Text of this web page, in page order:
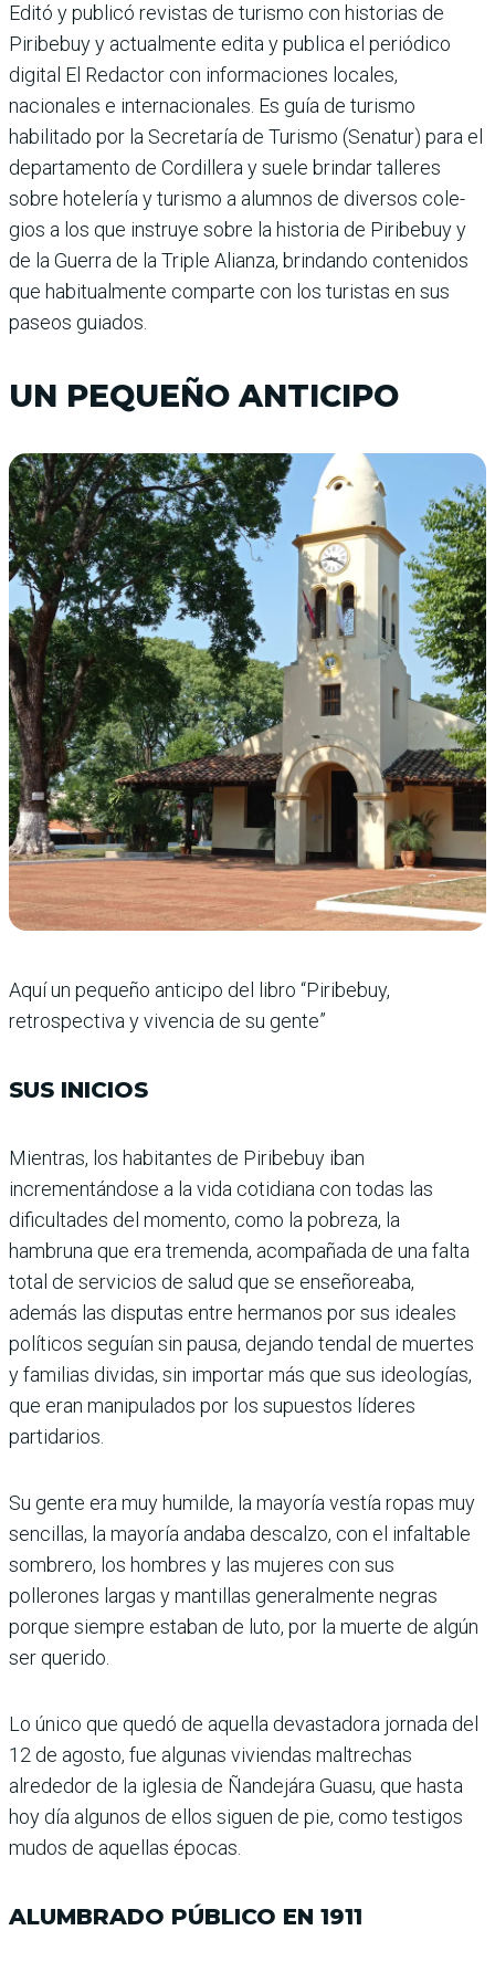
Editó y publicó revis­tas de turismo con historias de
Piribebuy y actualmente edita y publica el periódico
digital El Redactor con informaciones locales,
nacionales e internacionales. Es guía de turismo
habilitado por la Secretaría de Turismo (Senatur) para el
depar­tamento de Cordillera y suele brindar talleres
sobre hotelería y turismo a alumnos de diversos cole­
gios a los que instruye sobre la historia de Piribebuy y
de la Guerra de la Triple Alianza, brindando contenidos
que habitualmente comparte con los turistas en sus
paseos guiados.
UN PEQUEÑO ANTICIPO
Aquí un pequeño anticipo del libro “Piribebuy,
retrospectiva y vivencia de su gente”
SUS INICIOS
Mientras, los habitantes de Piribebuy iban
incrementándose a la vida cotidiana con todas las
dificultades del momento, como la pobreza, la
hambruna que era tremenda, acompañada de una falta
total de servicios de salud que se enseñoreaba,
además las disputas entre hermanos por sus ideales
políticos seguían sin pausa, dejando tendal de muertes
y familias dividas, sin importar más que sus ideologías,
que eran manipulados por los supuestos líderes
partidarios.
Su gente era muy humilde, la mayoría vestía ropas muy
sencillas, la mayoría andaba descalzo, con el infaltable
sombrero, los hombres y las mujeres con sus
pollerones largas y mantillas generalmente negras
porque siempre estaban de luto, por la muerte de algún
ser querido.
Lo único que quedó de aquella devastadora jornada del
12 de agosto, fue algunas viviendas maltrechas
alrededor de la iglesia de Ñandejára Guasu, que hasta
hoy día algunos de ellos siguen de pie, como testigos
mudos de aquellas épocas.
ALUMBRADO PÚBLICO EN 1911